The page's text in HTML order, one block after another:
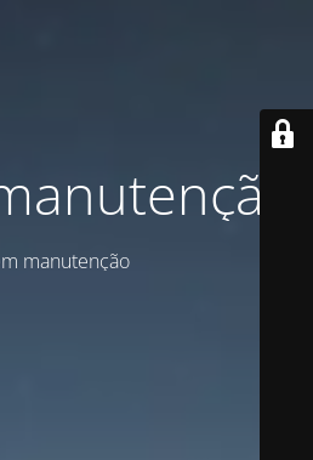
manutenção